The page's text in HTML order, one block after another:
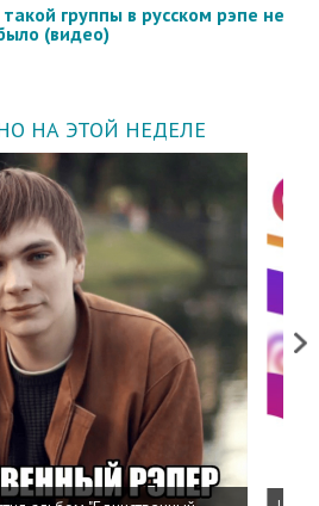
группы в русском рэпе не
(видео)
НА ЭТОЙ НЕДЕЛЕ
Next